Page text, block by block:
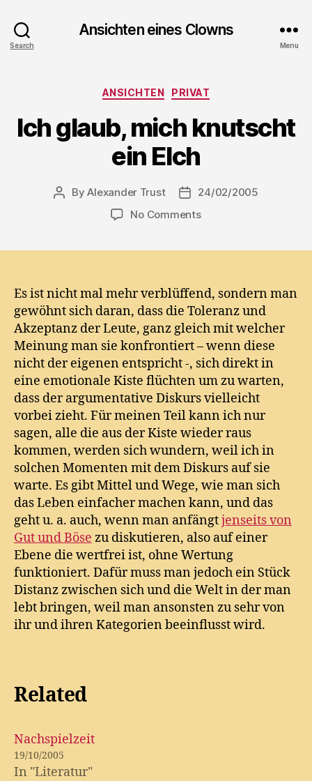
Search
Ansichten eines Clowns
Menu
Categories
ANSICHTEN PRIVAT
Ich glaub, mich knutscht
ein Elch
PostByAlexander Trust
Post24/02/2005
No Commentson
ein
Elch
Es ist nicht mal mehr verblüffend, sondern man
gewöhnt sich daran, dass die Toleranz und
Akzeptanz der Leute, ganz gleich mit welcher
Meinung man sie konfrontiert – wenn diese
nicht der eigenen entspricht -, sich direkt in
eine emotionale Kiste flüchten um zu warten,
dass der argumentative Diskurs vielleicht
vorbei zieht. Für meinen Teil kann ich nur
sagen, alle die aus der Kiste wieder raus
kommen, werden sich wundern, weil ich in
solchen Momenten mit dem Diskurs auf sie
warte. Es gibt Mittel und Wege, wie man sich
das Leben einfacher machen kann, und das
geht u. a. auch, wenn man anfängtjenseits von
Gut und Böse zu diskutieren, also auf einer
Ebene die wertfrei ist, ohne Wertung
funktioniert. Dafür muss man jedoch ein Stück
Distanz zwischen sich und die Welt in der man
lebt bringen, weil man ansonsten zu sehr von
ihr und ihren Kategorien beeinflusst wird.
Related
Nachspielzeit
19/10/2005
In "Literatur"